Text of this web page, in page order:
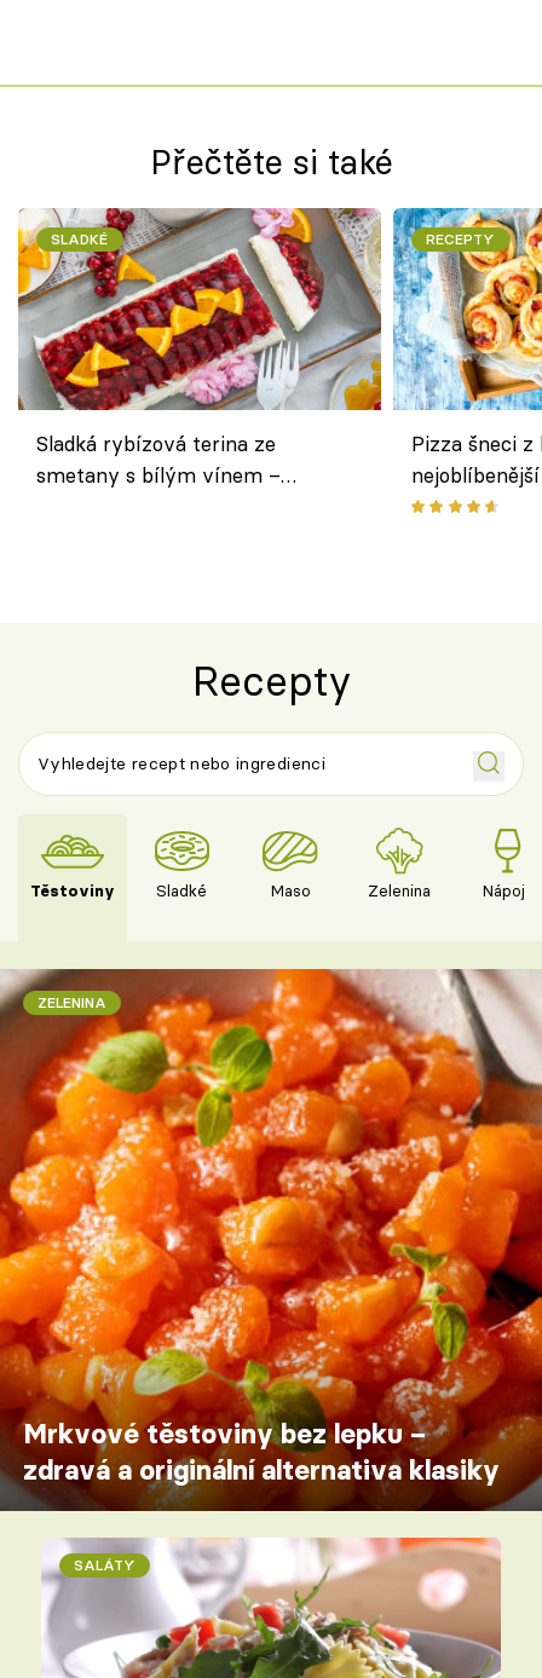
Přečtěte si také
SLADKÉ
Sladká rybízová terina ze
smetany s bílým vínem –
RECEPTY
Pizza šneci
Recepty
Těstoviny Sladké Maso Zelenina Nápoje
ZELENINA
Mrkvové těstoviny bez lepku –
zdravá a originální alternativa klasiky
SALÁTY